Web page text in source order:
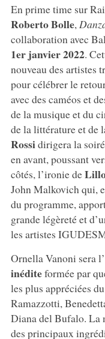
En prime time sur
Roberto Bolle,
collaboration avec
1er janvier 2022.
nouveau des artistes
pour célébrer le
avec des caméos et
de la musique et du
de la littérature et de
Rossidirigera la
en avant, poussant
côtés, l’ironie de
John Malkovich qui,
du programme,
grande légèreté et
les artistes
Ornella Vanoni sera
inéditeformée par
les plus appréciées
Ramazzotti,
Diana del Bufalo. La
des principaux